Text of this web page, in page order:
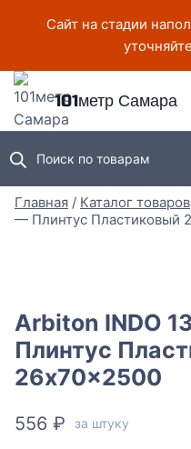
Сайт на стадии
101метр Самара
Поиск по товарам
Главная / Каталог товаров
— Плинтус Пластиковый
Arbiton INDO
Плинтус
26x70x2500
556 ₽ за штуку